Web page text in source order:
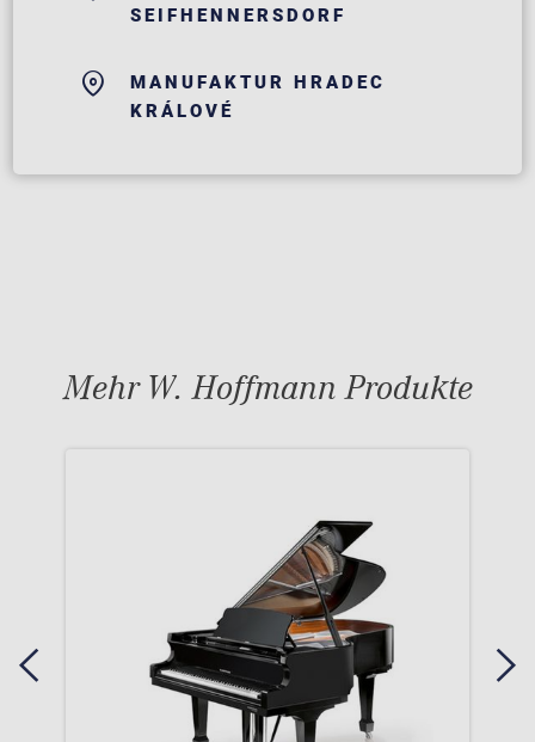
SEIFHENNERSDORF
MANUFAKTUR HRADEC
KRÁLOVÉ
Mehr W. Hoffmann Produkte